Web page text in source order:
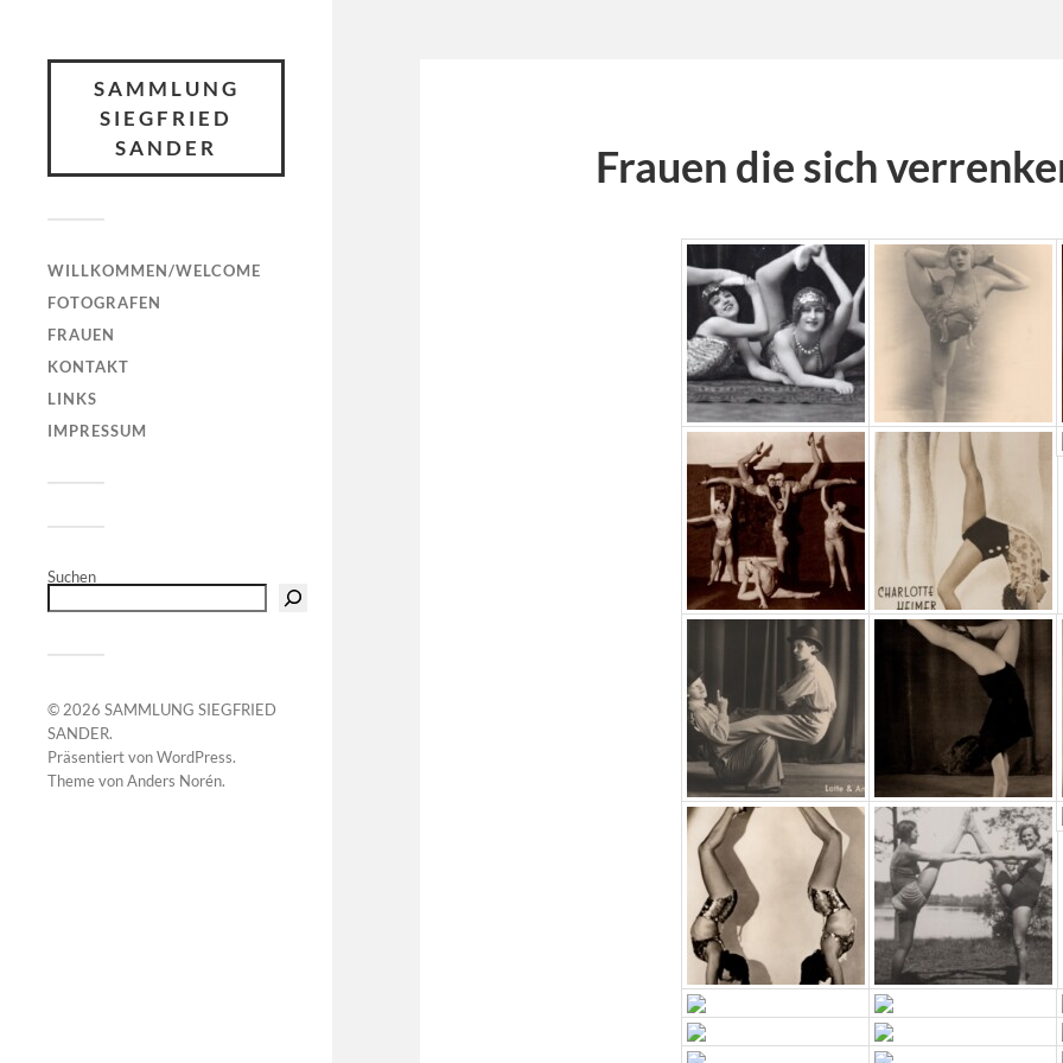
SAMMLUNG
SIEGFRIED
SANDER
WILLKOMMEN/WELCOME
FOTOGRAFEN
FRAUEN
KONTAKT
LINKS
IMPRESSUM
Suchen
© 2026 SAMMLUNG SIEGFRIED
SANDER.
Präsentiert vonWordPress.
Theme vonAnders Norén.
Frauen die sich